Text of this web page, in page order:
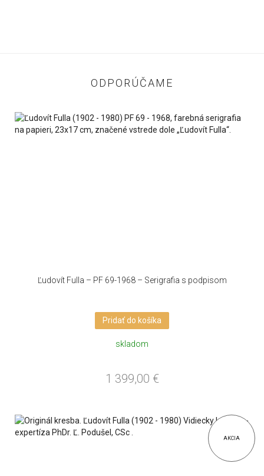
ODPORÚČAME
Ľudovít Fulla – PF 69-1968 – Serigrafia s podpisom
Pridať do košíka
skladom
1 399,00 €
AKCIA